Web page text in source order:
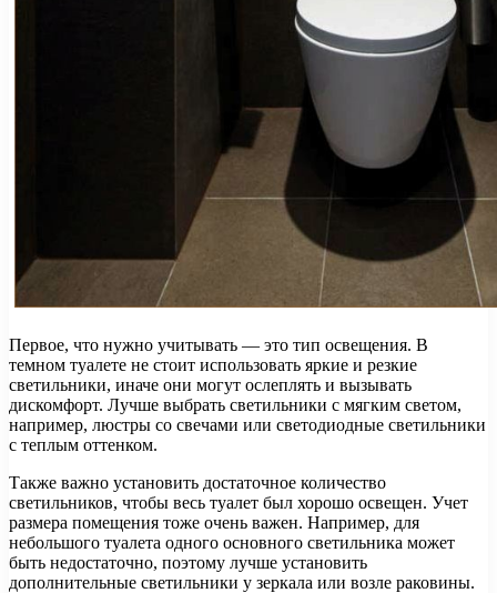
Первое, что нужно учитывать — это тип освещения. В
темном туалете не стоит использовать яркие и резкие
светильники, иначе они могут ослеплять и вызывать
дискомфорт. Лучше выбрать светильники с мягким светом,
например, люстры со свечами или светодиодные светильники
с теплым оттенком.
Также важно установить достаточное количество
светильников, чтобы весь туалет был хорошо освещен. Учет
размера помещения тоже очень важен. Например, для
небольшого туалета одного основного светильника может
быть недостаточно, поэтому лучше установить
дополнительные светильники у зеркала или возле раковины.